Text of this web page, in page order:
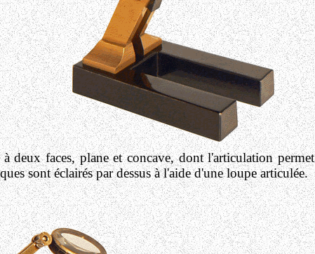
deux faces, plane et concave, dont l'articulation permet
sont éclairés par dessus à l'aide d'une loupe articulée.